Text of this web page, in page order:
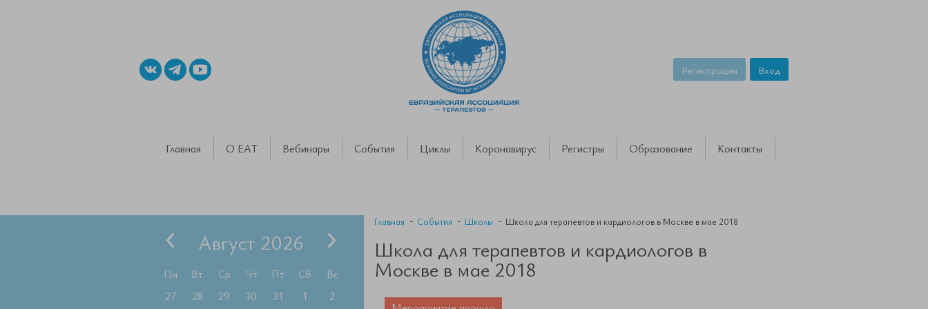
Регистрация Вход
Главная О ЕАТ Вебинары События Циклы Коронавирус Регистры Образование Контакты
Август 2026
Пн Вт Ср Чт Пт Сб
Вс
27
28 29 30 31 1
2
Главная События Школы Школа для терапевтов и кардиологов в Москве в мае 2018
Школа для терапевтов и кардиологов в
Москве в мае 2018